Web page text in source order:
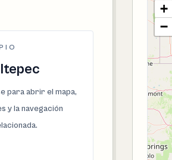
para abrir el mapa,
y la navegación
+
−